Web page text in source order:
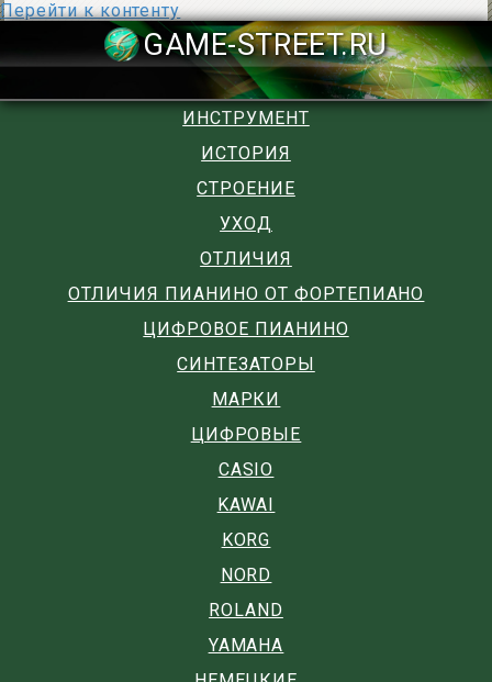
Перейти к контенту
GAME-
ИНСТРУМЕНТ
ИСТОРИЯ
СТРОЕНИЕ
УХОД
ОТЛИЧИЯ
ОТЛИЧИЯ ПИАНИНО ОТ ФОРТЕПИАНО
ЦИФРОВОЕ ПИАНИНО
СИНТЕЗАТОРЫ
МАРКИ
ЦИФРОВЫЕ
CASIO
KAWAI
KORG
NORD
ROLAND
YAMAHA